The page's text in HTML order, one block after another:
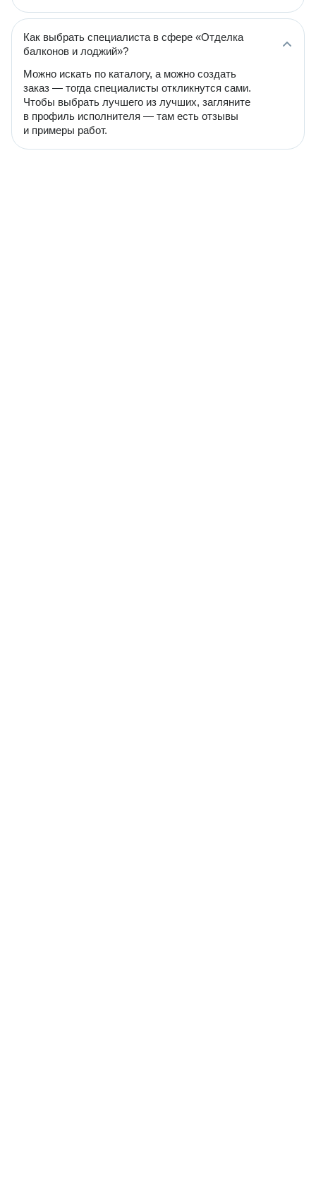
Как выбрать специалиста в сфере «Отделка
балконов и лоджий»?
Можно искать по каталогу, а можно создать
заказ — тогда специалисты откликнутся сами.
Чтобы выбрать лучшего из лучших, загляните
в профиль исполнителя — там есть отзывы
и примеры работ.